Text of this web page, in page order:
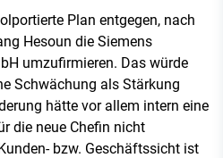
Plan entgegen, nach
Hesoun die Siemens
umzufirmieren. Das würde
Schwächung als Stärkung
hätte vor allem intern eine
die neue Chefin nicht
bzw. Geschäftssicht ist